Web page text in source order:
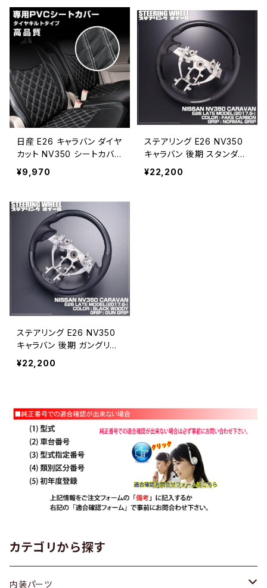
日産 E26 キャラバン ダイヤ
カット NV350 シートカバ
ー ホワイトステッチ GX ラ
イダー PVC レザーフロント
107F-WL
¥9,970
ステアリング E26 NV350
キャラバン 後期 スタンダー
ド カーボン SN013D
¥22,200
ステアリング E26 NV350
キャラバン 後期 ガングリッ
プ 黒木目 SN012A
¥22,200
カテゴリから探す
内装パーツ